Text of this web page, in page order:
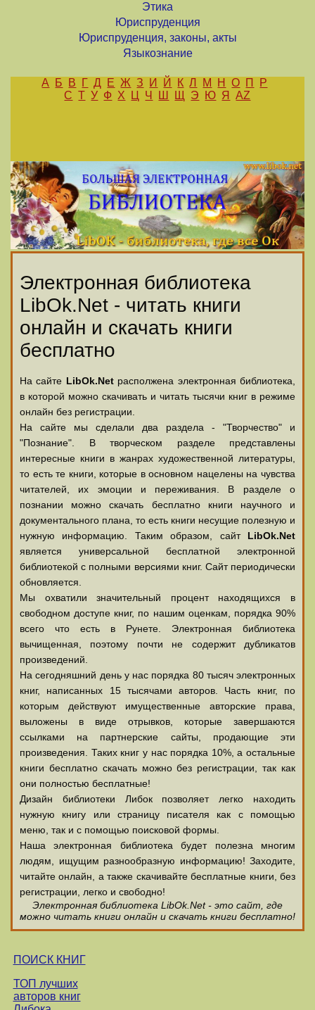
Этика
Юриспруденция
Юриспруденция, законы, акты
Языкознание
А Б В Г Д Е Ж З И Й К Л М Н О П
Р
С Т У Ф Х Ц Ч Ш Щ Э Ю Я AZ
Электронная библиотека
LibOk.Net - читать книги
онлайн и скачать книги
бесплатно
На сайте LibOk.Netрасполжена электронная библиотека,
в которой можно скачивать и читать тысячи книг в режиме
онлайн без регистрации.
На сайте мы сделали два раздела - "Творчество" и
"Познание". В творческом разделе представлены
интересные книги в жанрах художественной литературы,
то есть те книги, которые в основном нацелены на чувства
читателей, их эмоции и переживания. В разделе о
познании можно скачать бесплатно книги научного и
документального плана, то есть книги несущие полезную и
нужную информацию. Таким образом, сайт LibOk.Net
является универсальной бесплатной электронной
библиотекой с полными версиями книг. Сайт периодически
обновляется.
Мы охватили значительный процент находящихся в
свободном доступе книг, по нашим оценкам, порядка 90%
всего что есть в Рунете. Электронная библиотека
вычищенная, поэтому почти не содержит дубликатов
произведений.
На сегодняшний день у нас порядка 80 тысяч электронных
книг, написанных 15 тысячами авторов. Часть книг, по
которым действуют имущественные авторские права,
выложены в виде отрывков, которые завершаются
ссылками на партнерские сайты, продающие эти
произведения. Таких книг у нас порядка 10%, а остальные
книги бесплатно скачать можно без регистрации, так как
они полностью бесплатные!
Дизайн библиотеки Либок позволяет легко находить
нужную книгу или страницу писателя как с помощью
меню, так и с помощью поисковой формы.
Наша электронная библиотека будет полезна многим
людям, ищущим разнообразную информацию! Заходите,
читайте онлайн, а также скачивайте бесплатные книги, без
регистрации, легко и свободно!
Электронная библиотека LibOk.Net - это сайт, где
можно читать книги онлайн и скачать книги бесплатно!
ПОИСК КНИГ
ТОП лучших
авторов книг